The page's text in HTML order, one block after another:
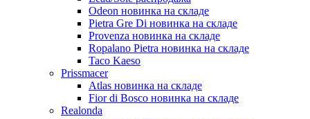
Odeon новинка на складе
Pietra Gre Di новинка на складе
Provenza новинка на складе
Ropalano Pietra новинка на складе
Taco Kaeso
Prissmacer
Atlas новинка на складе
Fior di Bosco новинка на складе
Realonda